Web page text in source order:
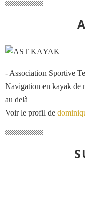
- Association Sportive
Navigation en kayak de
au delà
Voir le profil de